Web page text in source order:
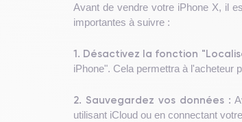
Avant de vendre votre iPhone X, il
importantes à suivre :
1. Désactivez la fonction
iPhone". Cela permettra à l'acheteur
2. Sauvegardez vos données :
utilisant iCloud ou en connectant